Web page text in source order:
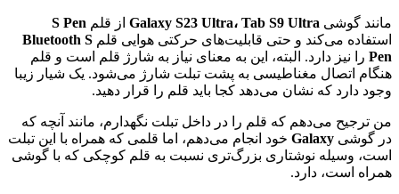
مانند گوشی Galaxy S23 Ultra، Tab S9 Ultra از قلم S Pen
استفاده می‌کند و حتی قابلیت‌های حرکتی هوایی قلم
Bluetooth S
Pen را نیز دارد. البته، این به معنای نیاز به شارژ قلم است و قلم
هنگام اتصال مغناطیسی به پشت تبلت شارژ می‌شود. یک شیار زیبا
وجود دارد که نشان می‌دهد کجا باید قلم را قرار دهید.
من ترجیح می‌دهم که قلم را در داخل تبلت نگهدارم، مانند آنچه که
در گوشی Galaxy خود انجام می‌دهم، اما قلمی که همراه با این تبلت
است، وسیله نوشتاری بزرگ‌تری نسبت به قلم کوچکی که با گوشی
همراه است، دارد.